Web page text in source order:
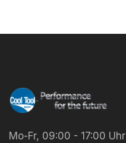
Mo-Fr, 09:00 - 17:00 Uhr